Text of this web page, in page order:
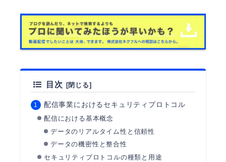
目次
配信事業におけるセキュリティプロトコル
配信における基本概念
データのリアルタイム性と信頼性
データの機密性と整合性
セキュリティプロトコルの種類と用途